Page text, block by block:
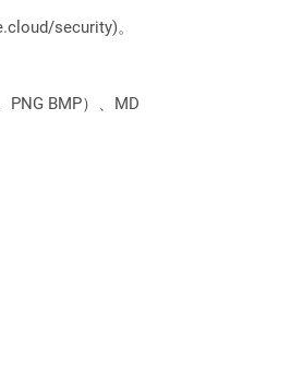
security)。
PNG BMP）、MD